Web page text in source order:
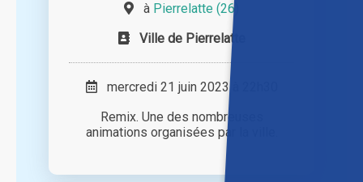
à Pierrelatte (26)
Ville de Pierrelatte
mercredi 21 juin 2023 à 22h30
Remix. Une des nombreuses
animations organisées par la ville.